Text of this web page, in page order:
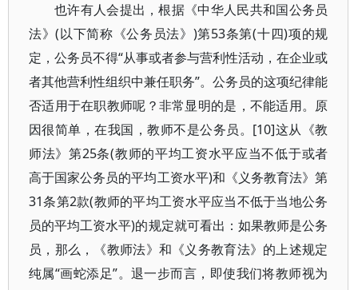
也许有人会提出，根据《中华人民共和国公务员
法》(以下简称《公务员法》)第53条第(十四)项的规
定，公务员不得“从事或者参与营利性活动，在企业或
者其他营利性组织中兼任职务”。公务员的这项纪律能
否适用于在职教师呢？非常显明的是，不能适用。原
因很简单，在我国，教师不是公务员。[10]这从《教
师法》第25条(教师的平均工资水平应当不低于或者
高于国家公务员的平均工资水平)和《义务教育法》第
31条第2款(教师的平均工资水平应当不低于当地公务
员的平均工资水平)的规定就可看出：如果教师是公务
员，那么，《教师法》和《义务教育法》的上述规定
纯属“画蛇添足”。退一步而言，即使我们将教师视为